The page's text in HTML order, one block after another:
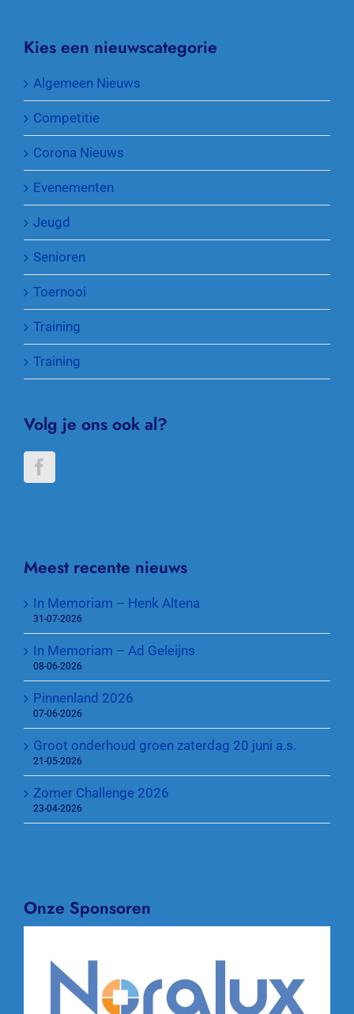
Kies een nieuwscategorie
Algemeen Nieuws
Competitie
Corona Nieuws
Evenementen
Jeugd
Senioren
Toernooi
Training
Training
Volg je ons ook al?
Meest recente nieuws
In Memoriam – Henk Altena
31-07-2026
In Memoriam – Ad Geleijns
08-06-2026
Pinnenland 2026
07-06-2026
Groot onderhoud groen zaterdag 20 juni a.s.
21-05-2026
Zomer Challenge 2026
23-04-2026
Onze Sponsoren